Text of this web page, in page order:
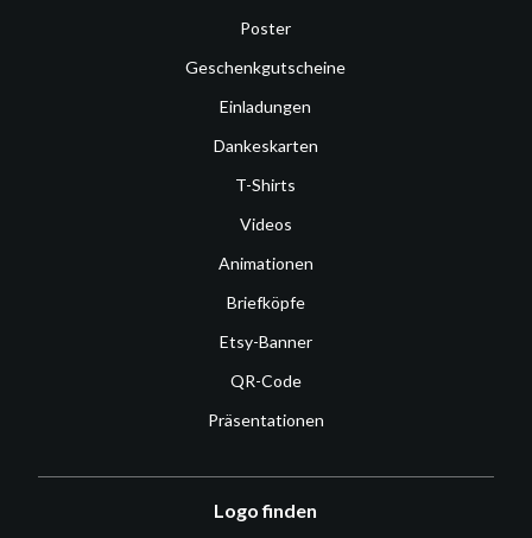
Poster
Geschenkgutscheine
Einladungen
Dankeskarten
T-Shirts
Videos
Animationen
Briefköpfe
Etsy-Banner
QR-Code
Präsentationen
Logo finden